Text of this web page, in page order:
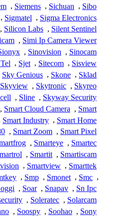
Sibo
,
Sichuan
,
Siemens
,
Sigma Electronics
,
Sigmatel
,
Silent Sentinel
,
Silicon Labs
,
Simi Ip Camera Viewer
,
Sinocam
,
Sinovision
,
Sisview
,
Sitecom
,
Sjet
,
Sklad
,
Skone
,
Sky Genious
Skyreo
,
Skytronic
,
Skyview
Skyway Security
,
Sline
,
Smart
,
Smart Cloud Camera
,
Smart Home
,
Smart Industry
Smart Pixel
,
Smart Zoom
,
Smartec
,
Smarteye
,
Smartiscam
,
Smartit
,
Smarttek
,
Smartview
,
,
Smc
,
Smonet
,
Smp
,
Sn Ipc
,
Snapav
,
Soar
,
Solarcam
,
Soleratec
,
Sony
,
Soohao
,
Soospy
,